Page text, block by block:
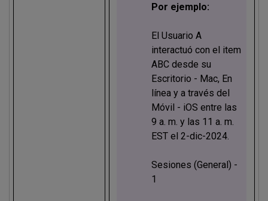
Por ejemplo:
El Usuario A
interactuó con el item
ABC desde su
Escritorio - Mac, En
línea y a través del
Móvil - iOS entre las
9 a. m. y las 11 a. m.
EST el 2-dic-2024.
Sesiones (General) -
1